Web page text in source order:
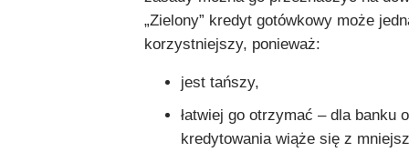
„Zielony” kredyt gotówkowy może
korzystniejszy, ponieważ:
jest tańszy,
łatwiej go otrzymać – dla banku
kredytowania wiąże się z